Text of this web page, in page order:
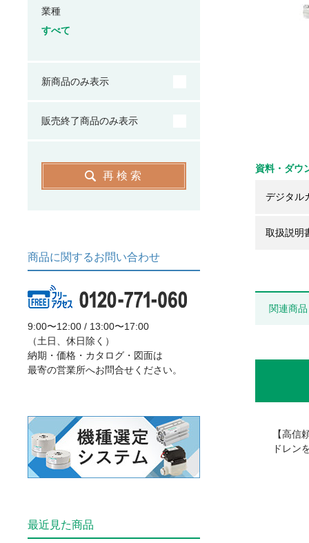
資料・ダウ
デジタル
取扱説明
関連商品
【高信
ドレン
業種
すべて
新商品のみ表示
販売終了商品のみ表示
再検索
商品に関するお問い合わせ
9:00〜12:00 / 13:00〜17:00
（土日、休日除く）
納期・価格・カタログ・図面は
最寄の営業所へお問合せください。
最近見た商品